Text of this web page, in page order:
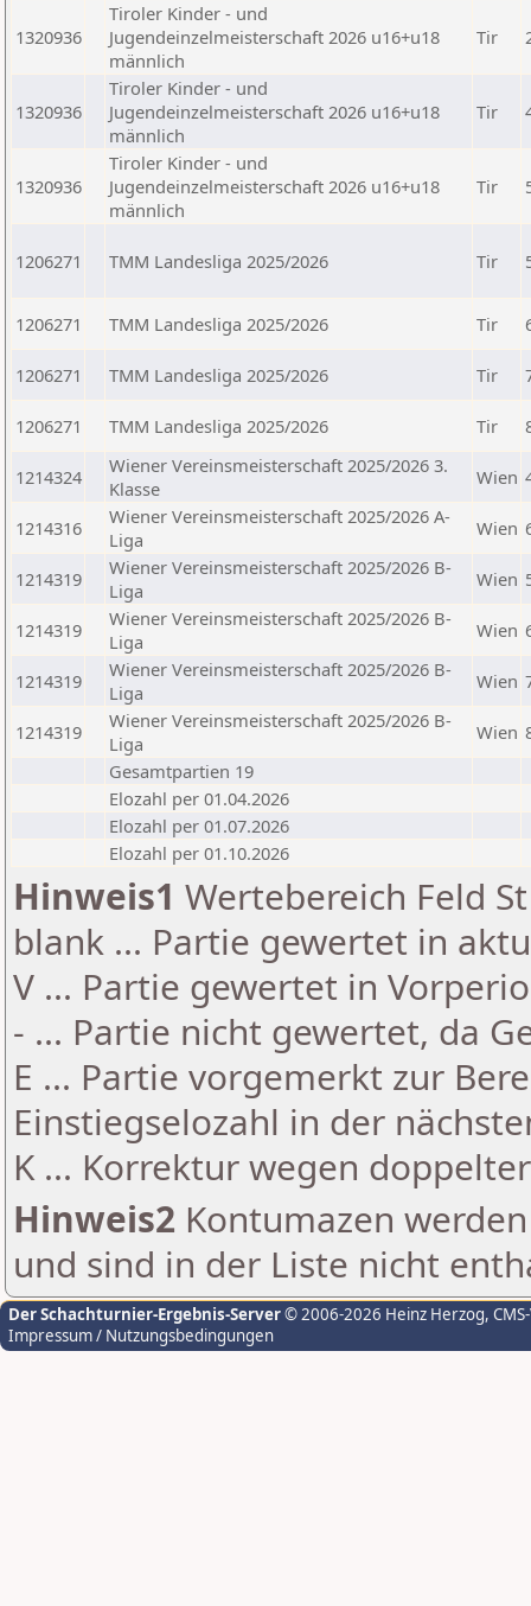
1320936
Tiroler Kinder - und
Jugendeinzelmeisterschaft 2026 u16+u18
männlich
Tir
1320936
Tiroler Kinder - und
Jugendeinzelmeisterschaft 2026 u16+u18
männlich
Tir
1320936
Tiroler Kinder - und
Jugendeinzelmeisterschaft 2026 u16+u18
männlich
Tir
1206271 TMM Landesliga 2025/2026 Tir
1206271 TMM Landesliga 2025/2026 Tir
1206271 TMM Landesliga 2025/2026 Tir
1206271 TMM Landesliga 2025/2026 Tir
1214324
Wiener Vereinsmeisterschaft 2025/2026 3.
Klasse
Wien
1214316
Wiener Vereinsmeisterschaft 2025/2026 A-
Liga
Wien
1214319
Wiener Vereinsmeisterschaft 2025/2026 B-
Liga
Wien
1214319
Wiener Vereinsmeisterschaft 2025/2026 B-
Liga
Wien
1214319
Wiener Vereinsmeisterschaft 2025/2026 B-
Liga
Wien
1214319
Wiener Vereinsmeisterschaft 2025/2026 B-
Liga
Wien
Gesamtpartien 19
Elozahl per 01.04.2026
Elozahl per 01.07.2026
Elozahl per 01.10.2026
Hinweis1 Wertebereich Feld
blank ... Partie gewertet in
V ... Partie gewertet in
- ... Partie nicht gewertet, da
E ... Partie vorgemerkt zur
Einstiegselozahl in der
K ... Korrektur wegen
Hinweis2 Kontumazen
und sind in der Liste nicht
Der Schachturnier-Ergebnis-Server© 2006-2026 Heinz Herzog,
Impressum / Nutzungsbedingungen